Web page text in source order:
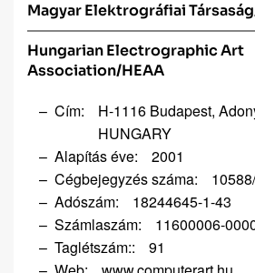
Magyar Elektrográfiai
Hungarian Electrographic Art
Association/HEAA
Cím:
H-1116 Budapest,
HUNGARY
Alapítás éve:
2001
Cégbejegyzés száma:
Adószám:
18244645-1-43
Számlaszám:
11600006-
Taglétszám::
91